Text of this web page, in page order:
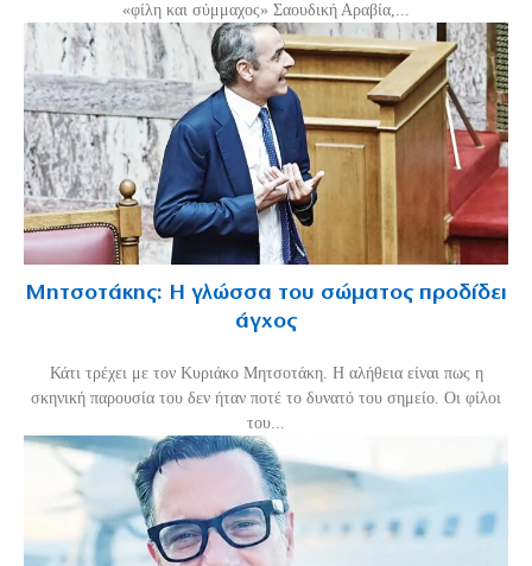
«φίλη και σύμμαχος» Σαουδική Αραβία,...
Μητσοτάκης: Η γλώσσα του σώματος προδίδει
άγχος
Κάτι τρέχει με τον Κυριάκο Μητσοτάκη. Η αλήθεια είναι πως η
σκηνική παρουσία του δεν ήταν ποτέ το δυνατό του σημείο. Οι φίλοι
του...